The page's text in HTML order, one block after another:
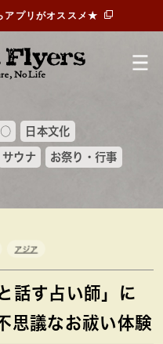
日本文化
サウナ お祭り・行事
アプリがオススメ★
アジア
話す占い師」に
思議なお祓い体験